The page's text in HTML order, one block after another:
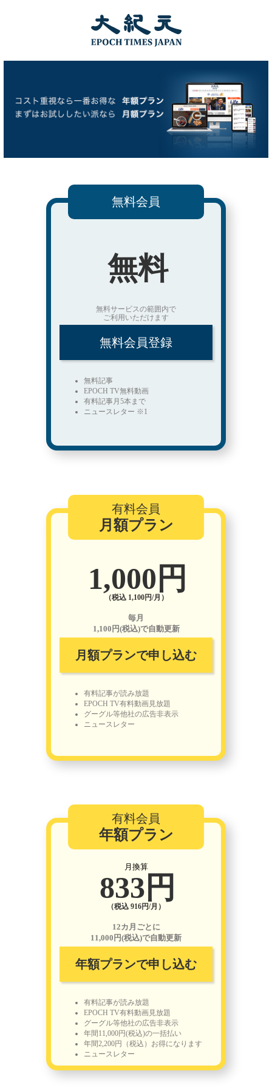
無料会員
無料
無料サービスの範囲内で
ご利用いただけます
無料会員登録
無料記事
EPOCH TV無料動画
有料記事月5本まで
ニュースレター ※1
有料会員
月額プラン
1,000円
（税込 1,100円/月）
毎月
1,100円(税込)で自動更新
月額プランで申し込む
有料記事が読み放題
EPOCH TV有料動画見放題
グーグル等他社の広告非表示
ニュースレター
有料会員
年額プラン
月換算
833円
（税込 916円/月）
12カ月ごとに
11,000円(税込)で自動更新
年額プランで申し込む
有料記事が読み放題
EPOCH TV有料動画見放題
グーグル等他社の広告非表示
年間11,000円(税込)の一括払い
年間2,200円（税込）お得になります
ニュースレター